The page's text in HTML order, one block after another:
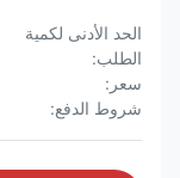
الحد الأدنى لكمية
الطلب:
سعر:
شروط الدفع: